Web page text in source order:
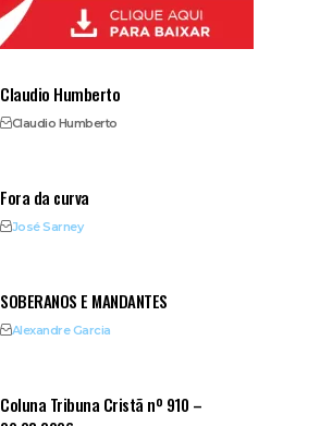
Claudio Humberto
Claudio Humberto
Fora da curva
José Sarney
SOBERANOS E MANDANTES
Alexandre Garcia
Coluna Tribuna Cristã nº 910 –